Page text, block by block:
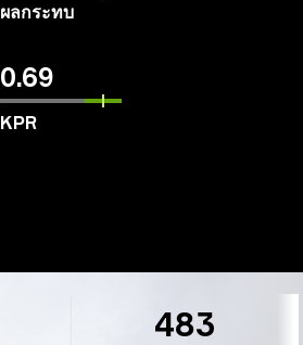
ผลกระทบ
0.69
KPR
483